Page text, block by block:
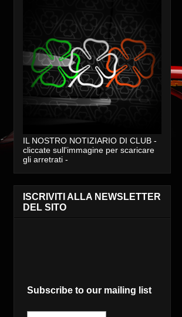
IL NOSTRO NOTIZIARIO DI CLUB -
cliccate sull'immagine per scaricare
gli arretrati -
ISCRIVITI ALLA NEWSLETTER
DEL SITO
Subscribe to our mailing list